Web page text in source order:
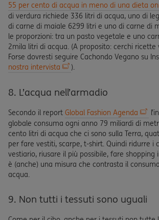
55 per cento di acqua in meno di una dieta
di verdura richiede 336 litri di acqua, uno di
di carne di maiale 6299 litri e uno di carne di
le proporzioni: tra un pasto vegetale e uno
2mila litri di acqua. (A proposito: cerchi ricette
Forse dovresti seguire Cachondo Vegano su
nostra intervista
).
8. L’acqua nell’armadio
Secondo il report Global Fashion Agenda
globale consuma ogni anno 79 miliardi di
cento litri di acqua che ci sono sulla Terra,
per fare vestiti, scarpe, t-shirt. Quindi ridurre i
vestiario, riusare il più possibile, fare shopping
è (anche) una misura che contrasta il
acqua.
9. Non tutti i tessuti sono uguali